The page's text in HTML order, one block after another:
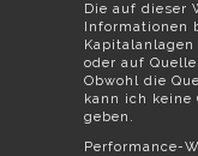
Die auf dieser
Informationen
oder auf
Obwohl die
kann ich keine
geben.
Performance-